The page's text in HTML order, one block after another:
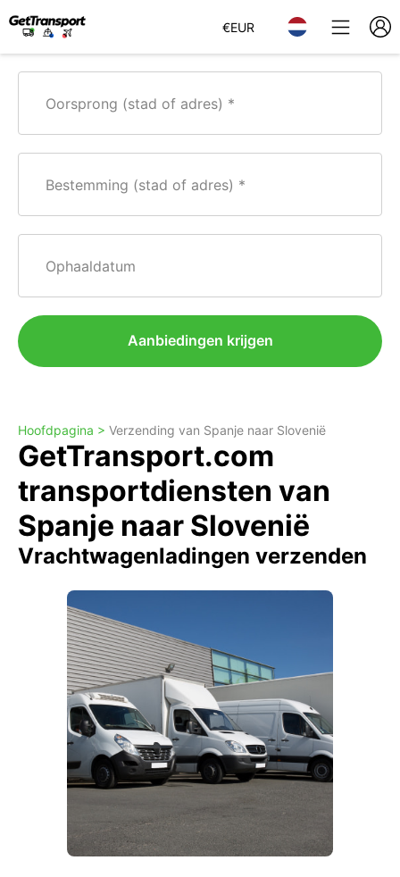
€EUR
Oorsprong (stad of adres)
Bestemming (stad of adres)
Ophaaldatum
Aanbiedingen krijgen
Hoofdpagina > Verzending van Spanje naar Slovenië
GetTransport.com
transportdiensten van
Spanje naar Slovenië
Vrachtwagenladingen verzenden